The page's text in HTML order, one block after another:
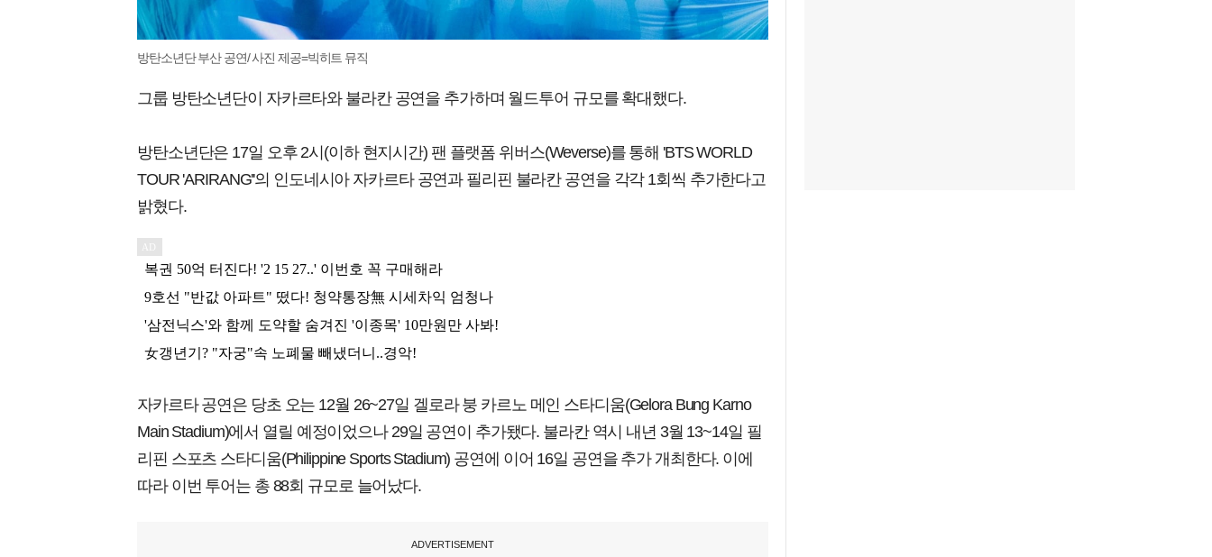
방탄소년단 부산 공연/ 사진 제공=빅히트 뮤직
그룹 방탄소년단이 자카르타와 불라칸 공연을 추가하며 월드투어 규모를 확대했다.
방탄소년단은 17일 오후 2시(이하 현지시간) 팬 플랫폼 위버스(Weverse)를 통해 'BTS WORLD
TOUR 'ARIRANG''의 인도네시아 자카르타 공연과 필리핀 불라칸 공연을 각각 1회씩 추가한다고
밝혔다.
자카르타 공연은 당초 오는 12월 26~27일 겔로라 붕 카르노 메인 스타디움(Gelora Bung Karno
Main Stadium)에서 열릴 예정이었으나 29일 공연이 추가됐다. 불라칸 역시 내년 3월 13~14일 필
리핀 스포츠 스타디움(Philippine Sports Stadium) 공연에 이어 16일 공연을 추가 개최한다. 이에
따라 이번 투어는 총 88회 규모로 늘어났다.
ADVERTISEMENT